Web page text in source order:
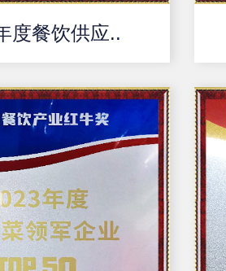
度餐饮供应..